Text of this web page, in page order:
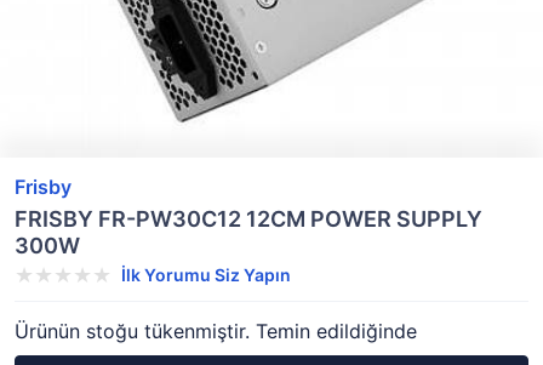
Frisby
FRISBY FR-PW30C12 12CM POWER SUPPLY
300W
İlk Yorumu Siz Yapın
Ürünün stoğu tükenmiştir. Temin edildiğinde